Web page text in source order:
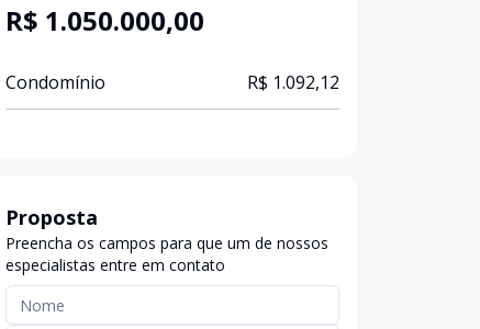
R$ 1.050.000,00
Condomínio R$ 1.092,12
Proposta
Preencha os campos para que um de nossos
especialistas entre em contato